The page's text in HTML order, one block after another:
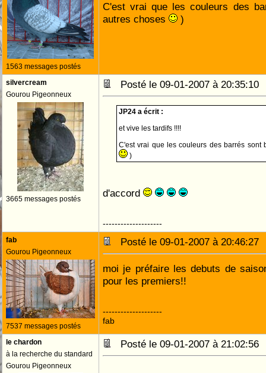
1563 messages postés
C'est vrai que les couleurs des
autres choses
)
silvercream
Gourou Pigeonneux
3665 messages postés
Posté le 09-01-2007 à
JP24 a écrit :
et vive les tardifs !!!!
C'est vrai que les couleurs des barrés sont
)
d'accord
--------------------
fab
Gourou Pigeonneux
7537 messages postés
Posté le 09-01-2007 à
moi je préfaire les debuts de
pour les premiers!!
--------------------
fab
le chardon
à la recherche du standard
Gourou Pigeonneux
Posté le 09-01-2007 à